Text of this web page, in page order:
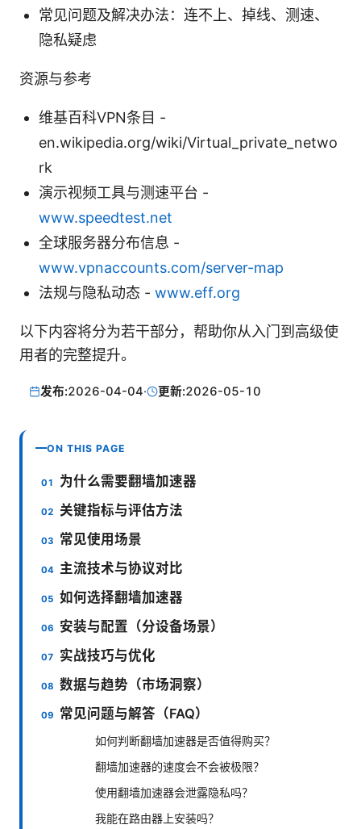
常见问题及解决办法：连不上、掉线、测速、
隐私疑虑
资源与参考
维基百科VPN条目 -
en.wikipedia.org/wiki/Virtual_private_netwo
rk
演示视频工具与测速平台 -
www.speedtest.net
全球服务器分布信息 -
www.vpnaccounts.com/server-map
法规与隐私动态 - www.eff.org
以下内容将分为若干部分，帮助你从入门到高级使
用者的完整提升。
发布:2026-04-04· 更新:2026-05-10
ON THIS PAGE
为什么需要翻墙加速器
关键指标与评估方法
常见使用场景
主流技术与协议对比
如何选择翻墙加速器
安装与配置（分设备场景）
实战技巧与优化
数据与趋势（市场洞察）
常见问题与解答（FAQ）
如何判断翻墙加速器是否值得购买？
翻墙加速器的速度会不会被极限？
使用翻墙加速器会泄露隐私吗？
我能在路由器上安装吗？